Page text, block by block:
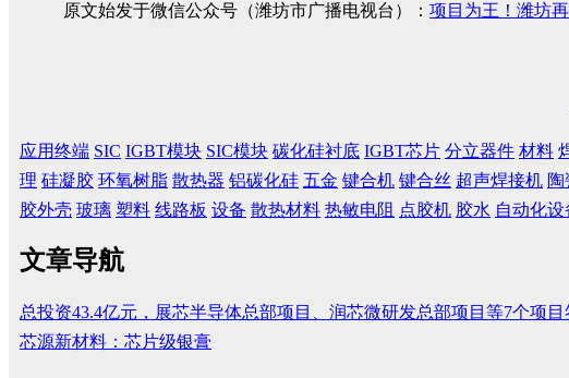
原文始发于微信公众号（潍坊市广播电视台）： 项目为王！潍坊
应用终端 SIC IGBT模块 SIC模块 碳化硅衬底 IGBT芯片 分立器件 材料
理 硅凝胶 环氧树脂 散热器 铝碳化硅 五金 键合机 键合丝 超声焊接机 陶
胶外壳 玻璃 塑料 线路板 设备 散热材料 热敏电阻 点胶机 胶水 自动化设
文章导航
总投资43.4亿元，展芯半导体总部项目、润芯微研发总部项目等7个项
芯源新材料：芯片级银膏